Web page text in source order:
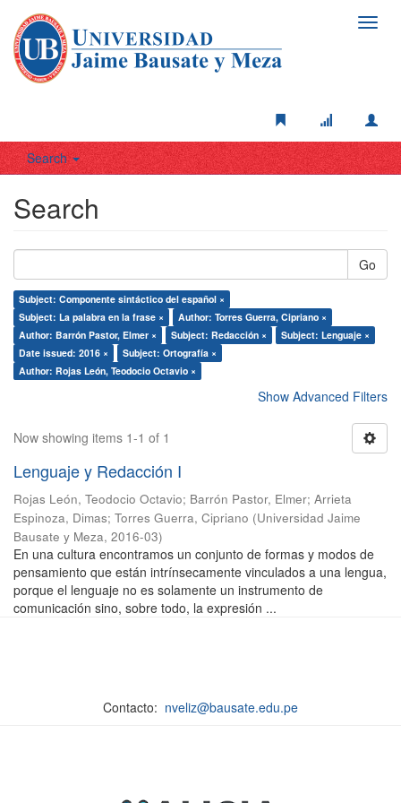
Search
Search
Go
Subject: Componente sintáctico del español ×
Subject: La palabra en la frase ×
Author: Torres Guerra, Cipriano ×
Author: Barrón Pastor, Elmer ×
Subject: Redacción ×
Subject: Lenguaje ×
Date issued: 2016 ×
Subject: Ortografía ×
Author: Rojas León, Teodocio Octavio ×
Show Advanced Filters
Now showing items 1-1 of 1
Lenguaje y Redacción I
Rojas León, Teodocio Octavio; Barrón Pastor, Elmer; Arrieta
Espinoza, Dimas; Torres Guerra, Cipriano (Universidad Jaime
Bausate y Meza, 2016-03)
En una cultura encontramos un conjunto de formas y modos de
pensamiento que están intrínsecamente vinculados a una lengua,
porque el lenguaje no es solamente un instrumento de
comunicación sino, sobre todo, la expresión ...
Contacto: nveliz@bausate.edu.pe